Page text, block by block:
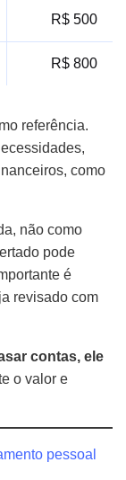
R$ 500
R$ 800
referência.
como
não como
pode
é
revisado com
contas, ele
o valor e
pessoal